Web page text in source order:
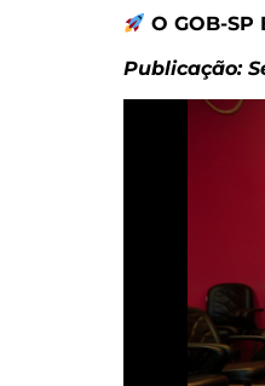
O GOB-SP
Publicação: